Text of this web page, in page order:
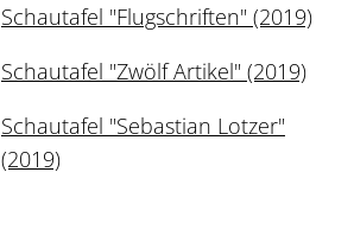
Schautafel "Flugschriften" (2019)
Schautafel "Zwölf Artikel" (2019)
Schautafel "Sebastian Lotzer"
(2019)